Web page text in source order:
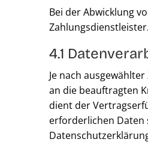
Bei der Abwicklung
Zahlungsdienstleister.
4.1
Je nach
an die beauftragten
dient der
erforderlichen Daten